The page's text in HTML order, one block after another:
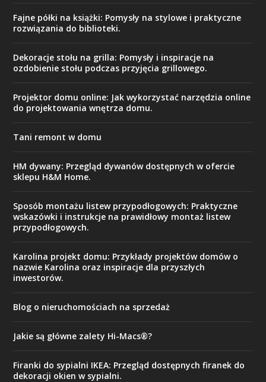
Fajne półki na książki: Pomysły na stylowe i praktyczne
rozwiązania do biblioteki.
Dekoracje stołu na grilla: Pomysły i inspiracje na
ozdobienie stołu podczas przyjęcia grillowego.
Projektor domu online: Jak wykorzystać narzędzia online
do projektowania wnętrza domu.
Tani remont w domu
HM dywany: Przegląd dywanów dostępnych w ofercie
sklepu H&M Home.
Sposób montażu listew przypodłogowych: Praktyczne
wskazówki i instrukcje na prawidłowy montaż listew
przypodłogowych.
Karolina projekt domu: Przykłady projektów domów o
nazwie Karolina oraz inspiracje dla przyszłych
inwestorów.
Blog o nieruchomościach na sprzedaż
Jakie są główne zalety Hi-Macs®?
Firanki do sypialni IKEA: Przegląd dostępnych firanek do
dekoracji okien w sypialni.